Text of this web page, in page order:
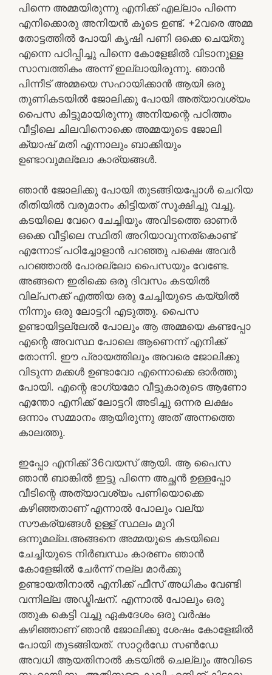
പിന്നെ അമ്മയിരുന്നു എനിക്ക് എല്ലാം പിന്നെ
എനിക്കൊരു അനിയൻ കൂടെ ഉണ്ട്. +2വരെ അമ്മ
തോട്ടത്തിൽ പോയി കൃഷി പണി ഒക്കെ ചെയ്തു
എന്നെ പഠിപ്പിച്ചു പിന്നെ കോളേജിൽ വിടാനുള്ള
സാമ്പത്തികം അന്ന് ഇല്ലായിരുന്നു. ഞാൻ
പിന്നീട് അമ്മയെ സഹായിക്കാൻ ആയി ഒരു
തുണികടയിൽ ജോലിക്കു പോയി അത്യാവശ്യം
പൈസ കിട്ടുമായിരുന്നു അനിയന്റെ പഠിത്തം
വീട്ടിലെ ചിലവിനൊക്കെ അമ്മയുടെ ജോലി
ക്യാഷ് മതി എന്നാലും ബാക്കിയും
ഉണ്ടാവുമല്ലോ കാര്യങ്ങൾ.
ഞാൻ ജോലിക്കു പോയി തുടങ്ങിയപ്പോൾ ചെറിയ
രീതിയിൽ വരുമാനം കിട്ടിയത് സൂക്ഷിച്ചു വച്ചു.
കടയിലെ വേറെ ചേച്ചിയും അവിടത്തെ ഓണർ
ഒക്കെ വീട്ടിലെ സ്ഥിതി അറിയാവുന്നത്കൊണ്ട്
എന്നോട് പഠിച്ചോളാൻ പറഞ്ഞു പക്ഷെ അവർ
പറഞ്ഞാൽ പോരല്ലോ പൈസയും വേണ്ടേ.
അങ്ങനെ ഇരിക്കെ ഒരു ദിവസം കടയിൽ
വില്പനക്ക് എത്തിയ ഒരു ചേച്ചിയുടെ കയ്യിൽ
നിന്നും ഒരു ലോട്ടറി എടുത്തു. പൈസ
ഉണ്ടായിട്ടല്ലേൽ പോലും ആ അമ്മയെ കണ്ടപ്പോ
എന്റെ അവസ്ഥ പോലെ ആണെന്ന് എനിക്ക്
തോന്നി. ഈ പ്രായത്തിലും അവരെ ജോലിക്കു
വിടുന്ന മക്കൾ ഉണ്ടാവോ എന്നൊക്കെ ഓർത്തു
പോയി. എന്റെ ഭാഗ്യമോ വീട്ടുകാരുടെ ആണോ
എന്തോ എനിക്ക് ലോട്ടറി അടിച്ചു ഒന്നര ലക്ഷം
ഒന്നാം സമ്മാനം ആയിരുന്നു അത് അന്നത്തെ
കാലത്തു.
ഇപ്പോ എനിക്ക് 36വയസ് ആയി. ആ പൈസ
ഞാൻ ബാങ്കിൽ ഇട്ടു പിന്നെ അച്ഛൻ ഉള്ളപ്പോ
വീടിന്റെ അത്യാവശ്യം പണിയൊക്കെ
കഴിഞ്ഞതാണ് എന്നാൽ പോലും വല്യ
സൗകര്യങ്ങൾ ഉള്ള് സ്ഥലം മുറി
ഒന്നുമല്ല.അങ്ങനെ അമ്മയുടെ കടയിലെ
ചേച്ചിയുടെ നിർബന്ധം കാരണം ഞാൻ
കോളേജിൽ ചേർന്ന് നല്ല മാർക്കു
ഉണ്ടായതിനാൽ എനിക്ക് ഫീസ് അധികം വേണ്ടി
വന്നില്ല അഡ്മിഷന്. എന്നാൽ പോലും ഒരു
ത്തുക കെട്ടി വച്ചു ഏകദേശം ഒരു വർഷം
കഴിഞ്ഞാണ് ഞാൻ ജോലിക്കു ശേഷം കോളേജിൽ
പോയി തുടങ്ങിയത്. സാറ്റർഡേ സൺഡേ
അവധി ആയതിനാൽ കടയിൽ ചെല്ലും അവിടെ